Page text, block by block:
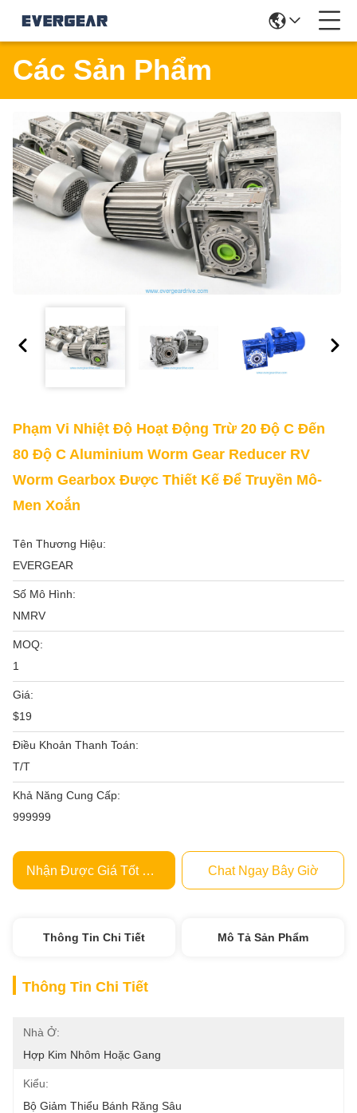
Các Sản Phẩm
Phạm Vi Nhiệt Độ Hoạt Động Trừ 20 Độ C Đến
80 Độ C Aluminium Worm Gear Reducer RV
Worm Gearbox Được Thiết Kế Để Truyền Mô-
Men Xoắn
Tên Thương Hiệu:
EVERGEAR
Số Mô Hình:
NMRV
MOQ:
1
Giá:
$19
Điều Khoản Thanh Toán:
T/T
Khả Năng Cung Cấp:
999999
Nhận Được Giá Tốt Nhất Chat Ngay Bây Giờ
Thông Tin Chi Tiết Mô Tả Sản Phẩm
Thông Tin Chi Tiết
Nhà Ở:
Hợp Kim Nhôm Hoặc Gang
Kiểu:
Bộ Giảm Thiểu Bánh Răng Sâu